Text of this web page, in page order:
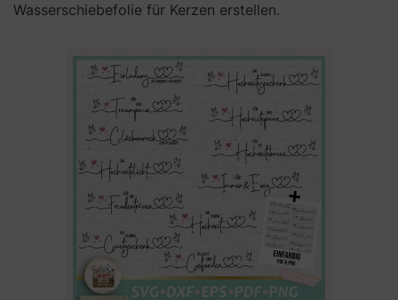
Wasserschiebefolie für Kerzen erstellen.